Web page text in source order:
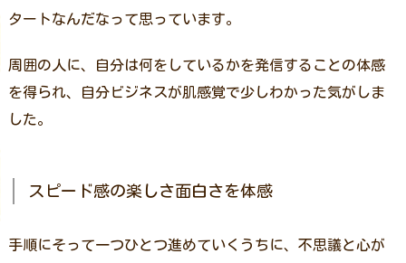
タートなんだなって思っています。
周囲の人に、自分は何をしているかを発信することの体感
を得られ、自分ビジネスが肌感覚で少しわかった気がしま
した。
スピード感の楽しさ面白さを体感
手順にそって一つひとつ進めていくうちに、不思議と心が